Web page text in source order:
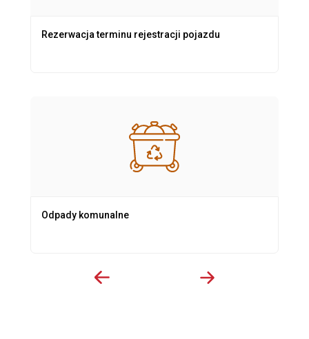
Rezerwacja terminu rejestracji pojazdu
Odpady komunalne